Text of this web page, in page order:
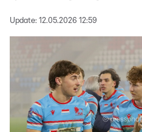
Update: 12.05.2026 12:59